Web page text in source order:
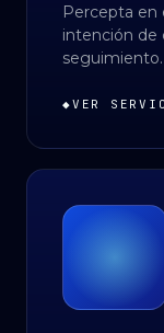
Percepta en
intención de
seguimiento.
◆VER